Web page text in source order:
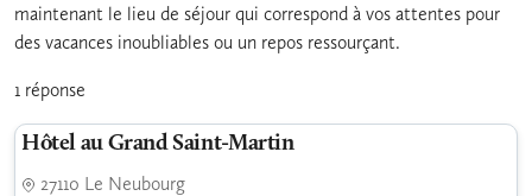
maintenant le lieu de séjour qui correspond à vos attentes pour
des vacances inoubliables ou un repos ressourçant.
1 réponse
Hôtel au Grand Saint-Martin
27110 Le Neubourg